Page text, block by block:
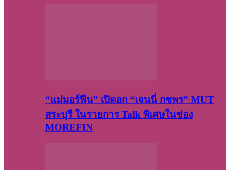
“แม่มอร์ฟีน” เปิดอก “เจนนี่ กชพร” MUT
สระบุรี ในรายการ Talk พิเศษในช่อง
MOREFIN